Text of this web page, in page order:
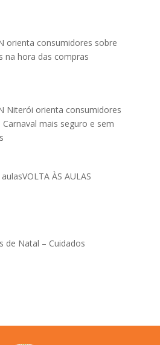
orienta consumidores sobre
na hora das compras
Niterói orienta consumidores
Carnaval mais seguro e sem
ÀS AULAS
de Natal – Cuidados